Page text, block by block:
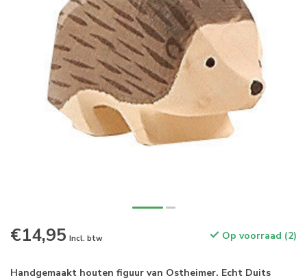
€14,95 Incl. btw Op voorraad (2)
Handgemaakt houten figuur van Ostheimer. Echt Duits